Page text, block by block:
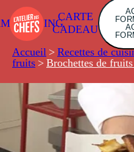
CARTE
CADEAU
Accueil > Recettes de
fruits > Brochettes de